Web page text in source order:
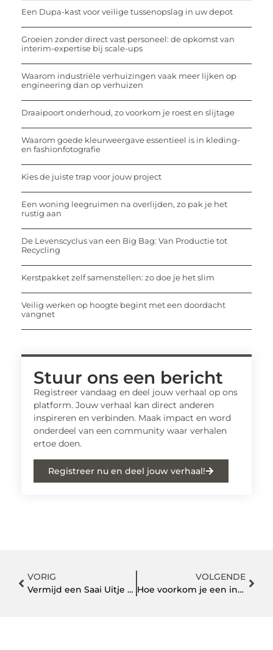
Een Dupa-kast voor veilige tussenopslag in uw depot
Groeien zonder direct vast personeel: de opkomst van
interim-expertise bij scale-ups
Waarom industriële verhuizingen vaak meer lijken op
engineering dan op verhuizen
Draaipoort onderhoud, zo voorkom je roest en slijtage
Waarom goede kleurweergave essentieel is in kleding-
en fashionfotografie
Kies de juiste trap voor jouw project
Een woning leegruimen na overlijden, zo pak je het
rustig aan
De Levenscyclus van een Big Bag: Van Productie tot
Recycling
Kerstpakket zelf samenstellen: zo doe je het slim
Veilig werken op hoogte begint met een doordacht
vangnet
Stuur ons een bericht
Registreer vandaag en deel jouw verhaal op ons
platform. Jouw verhaal kan direct anderen
inspireren en verbinden. Maak impact en word
onderdeel van een community waar verhalen
ertoe doen.
Registreer nu en deel jouw verhaal!
VORIG
Vermijd een Saai Uitje Tips voor een Spannend Avontuur met Lasergamen in de Openlucht
VOLGENDE
Hoe voorkom je een inbraak? Bescherm je huis met de juiste beveiliging!